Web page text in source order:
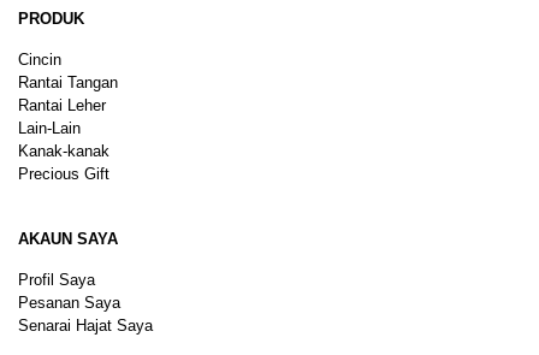
PRODUK
Cincin
Rantai Tangan
Rantai Leher
Lain-Lain
Kanak-kanak
Precious Gift
AKAUN SAYA
Profil Saya
Pesanan Saya
Senarai Hajat Saya